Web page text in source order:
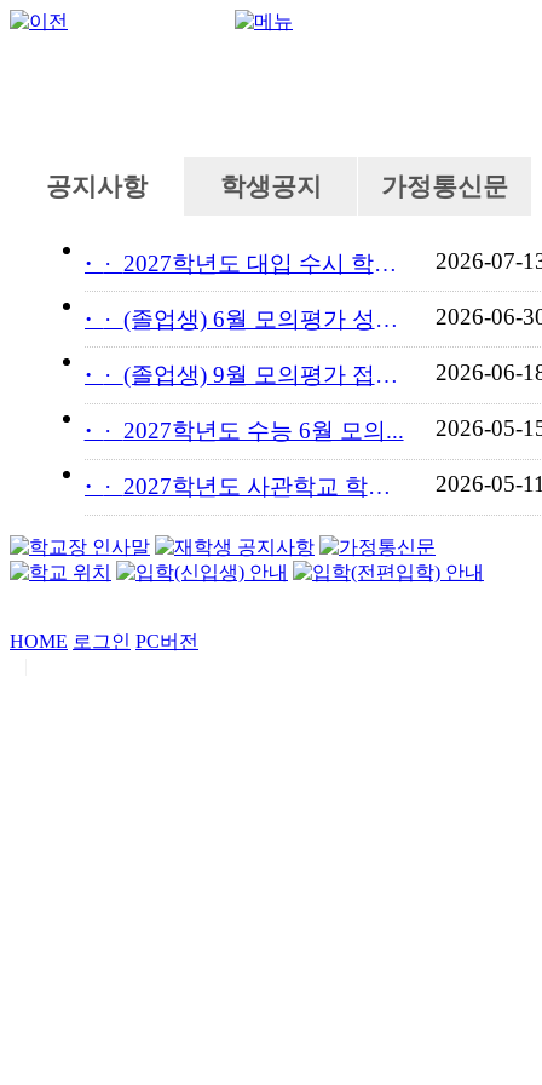
공지사항 학생공지 가정통신문
· 2027학년도 대입 수시 학교... 2026-07-
· (졸업생) 6월 모의평가 성적... 2026-06-
· (졸업생) 9월 모의평가 접수... 2026-06-
· 2027학년도 수능 6월 모의... 2026-05-
· 2027학년도 사관학교 학교장... 2026-05-
HOME 로그인 PC버전